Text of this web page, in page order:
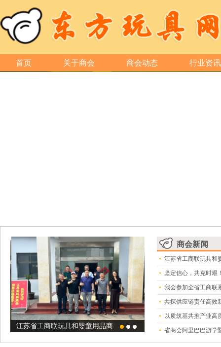
首页 关于商会 商会动态 行业资讯
效 ——省工商联玩具和婴童用品商会与供应链责任规范（ESCP）联
江苏省工商联玩具和婴童用品商会召开会长党支部工作会议
坚定信心，共克时艰
商会新闻
江苏省工商联玩具和